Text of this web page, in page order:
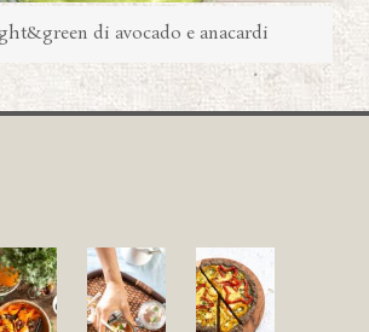
di avocado e anacardi